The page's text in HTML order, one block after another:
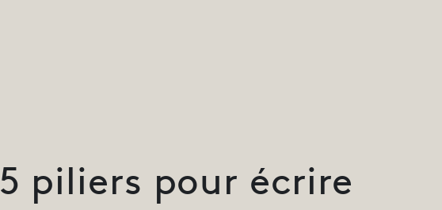
5 piliers pour écrire